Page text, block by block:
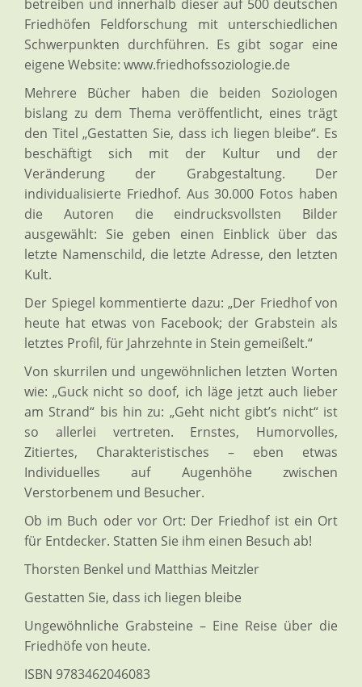
betreiben und innerhalb dieser auf 500 deutschen
Friedhöfen Feldforschung mit unterschiedlichen
Schwerpunkten durchführen. Es gibt sogar eine
eigene Website: www.friedhofssoziologie.de
Mehrere Bücher haben die beiden Soziologen
bislang zu dem Thema veröffentlicht, eines trägt
den Titel „Gestatten Sie, dass ich liegen bleibe“. Es
beschäftigt sich mit der Kultur und der
Veränderung der Grabgestaltung. Der
individualisierte Friedhof. Aus 30.000 Fotos haben
die Autoren die eindrucksvollsten Bilder
ausgewählt: Sie geben einen Einblick über das
letzte Namenschild, die letzte Adresse, den letzten
Kult.
Der Spiegel kommentierte dazu: „Der Friedhof von
heute hat etwas von Facebook; der Grabstein als
letztes Profil, für Jahrzehnte in Stein gemeißelt.“
Von skurrilen und ungewöhnlichen letzten Worten
wie: „Guck nicht so doof, ich läge jetzt auch lieber
am Strand“ bis hin zu: „Geht nicht gibt’s nicht“ ist
so allerlei vertreten. Ernstes, Humorvolles,
Zitiertes, Charakteristisches – eben etwas
Individuelles auf Augenhöhe zwischen
Verstorbenem und Besucher.
Ob im Buch oder vor Ort: Der Friedhof ist ein Ort
für Entdecker. Statten Sie ihm einen Besuch ab!
Thorsten Benkel und Matthias Meitzler
Gestatten Sie, dass ich liegen bleibe
Ungewöhnliche Grabsteine – Eine Reise über die
Friedhöfe von heute.
ISBN 9783462046083